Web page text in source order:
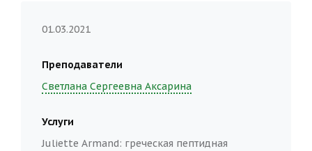
01.03.2021
Преподаватели
Светлана Сергеевна Аксарина
Услуги
Juliette Armand: греческая пептидная